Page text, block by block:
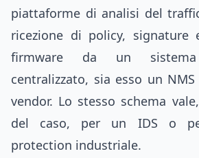
piattaforme di analisi del
ricezione di policy, signature
firmware da un
centralizzato, sia esso un
vendor. Lo stesso schema
del caso, per un IDS o
protection industriale.